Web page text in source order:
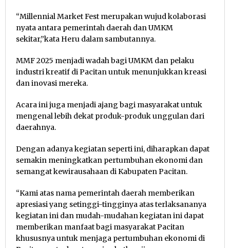
“Millennial Market Fest merupakan wujud kolaborasi
nyata antara pemerintah daerah dan UMKM
sekitar,”kata Heru dalam sambutannya.
MMF 2025 menjadi wadah bagi UMKM dan pelaku
industri kreatif di Pacitan untuk menunjukkan kreasi
dan inovasi mereka.
Acara ini juga menjadi ajang bagi masyarakat untuk
mengenal lebih dekat produk-produk unggulan dari
daerahnya.
Dengan adanya kegiatan seperti ini, diharapkan dapat
semakin meningkatkan pertumbuhan ekonomi dan
semangat kewirausahaan di Kabupaten Pacitan.
“Kami atas nama pemerintah daerah memberikan
apresiasi yang setinggi-tingginya atas terlaksananya
kegiatan ini dan mudah-mudahan kegiatan ini dapat
memberikan manfaat bagi masyarakat Pacitan
khususnya untuk menjaga pertumbuhan ekonomi di